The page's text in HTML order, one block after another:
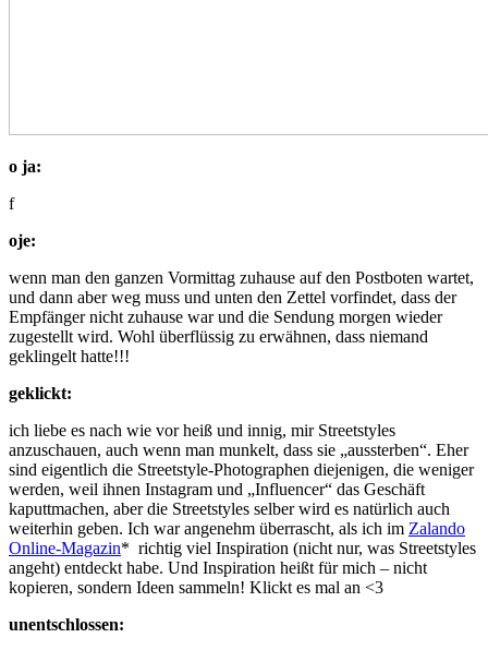
o ja:
f
oje:
wenn man den ganzen Vormittag zuhause auf den Postboten wartet,
und dann aber weg muss und unten den Zettel vorfindet, dass der
Empfänger nicht zuhause war und die Sendung morgen wieder
zugestellt wird. Wohl überflüssig zu erwähnen, dass niemand
geklingelt hatte!!!
geklickt:
ich liebe es nach wie vor heiß und innig, mir Streetstyles
anzuschauen, auch wenn man munkelt, dass sie „aussterben“. Eher
sind eigentlich die Streetstyle-Photographen diejenigen, die weniger
werden, weil ihnen Instagram und „Influencer“ das Geschäft
kaputtmachen, aber die Streetstyles selber wird es natürlich auch
weiterhin geben. Ich war angenehm überrascht, als ich im Zalando
Online-Magazin* richtig viel Inspiration (nicht nur, was Streetstyles
angeht) entdeckt habe. Und Inspiration heißt für mich – nicht
kopieren, sondern Ideen sammeln! Klickt es mal an <3
unentschlossen: